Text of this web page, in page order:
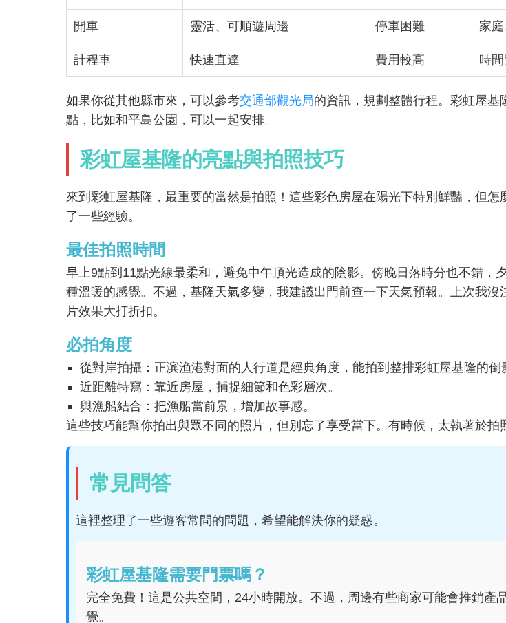
開車 靈活、可順遊周邊 停車困難 家
計程車 快速直達 費用較高 時
如果你從其他縣市來，可以參考交通部觀光局的資訊，規劃整體行程。彩虹屋基
點，比如和平島公園，可以一起安排。
彩虹屋基隆的亮點與拍照技巧
來到彩虹屋基隆，最重要的當然是拍照！這些彩色房屋在陽光下特別鮮豔，但怎
了一些經驗。
最佳拍照時間
早上9點到11點光線最柔和，避免中午頂光造成的陰影。傍晚日落時分也不錯，
種溫暖的感覺。不過，基隆天氣多變，我建議出門前查一下天氣預報。上次我沒
片效果大打折扣。
必拍角度
從對岸拍攝：正滨渔港對面的人行道是經典角度，能拍到整排彩虹屋基隆的倒
近距離特寫：靠近房屋，捕捉細節和色彩層次。
與漁船結合：把漁船當前景，增加故事感。
這些技巧能幫你拍出與眾不同的照片，但別忘了享受當下。有時候，太執著於拍
常見問答
這裡整理了一些遊客常問的問題，希望能解決你的疑惑。
彩虹屋基隆需要門票嗎？
完全免費！這是公共空間，24小時開放。不過，周邊有些商家可能會推銷產
覺。